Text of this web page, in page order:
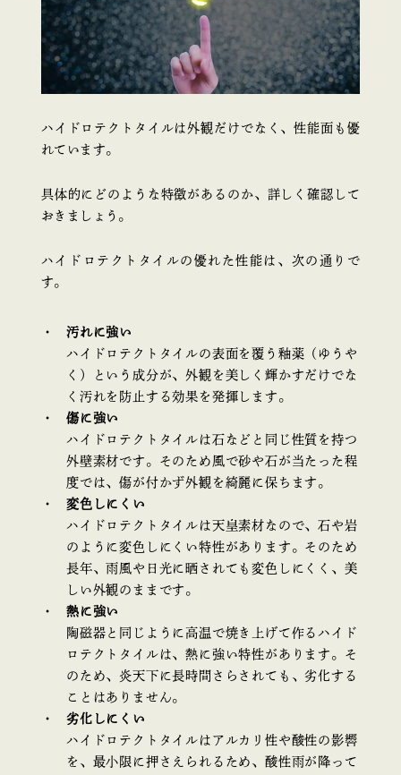
ハイドロテクトタイルは外観だけでなく、性能面も優
れています。
具体的にどのような特徴があるのか、詳しく確認して
おきましょう。
ハイドロテクトタイルの優れた性能は、次の通りで
す。
汚れに強い
ハイドロテクトタイルの表面を覆う釉薬（ゆうや
く）という成分が、外観を美しく輝かすだけでな
く汚れを防止する効果を発揮します。
傷に強い
ハイドロテクトタイルは石などと同じ性質を持つ
外壁素材です。そのため風で砂や石が当たった程
度では、傷が付かず外観を綺麗に保ちます。
変色しにくい
ハイドロテクトタイルは天皇素材なので、石や岩
のように変色しにくい特性があります。そのため
長年、雨風や日光に晒されても変色しにくく、美
しい外観のままです。
熱に強い
陶磁器と同じように高温で焼き上げて作るハイド
ロテクトタイルは、熱に強い特性があります。そ
のため、炎天下に長時間さらされても、劣化する
ことはありません。
劣化しにくい
ハイドロテクトタイルはアルカリ性や酸性の影響
を、最小限に押さえられるため、酸性雨が降って